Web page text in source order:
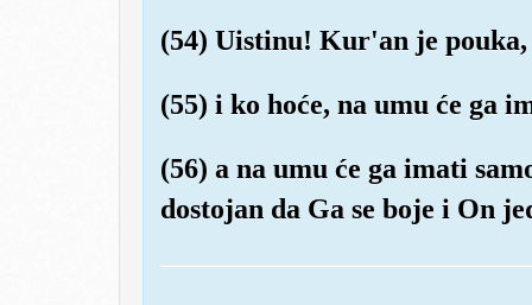
(54) Uistinu! Kur'an je pouka,
(55) i ko hoće, na umu će ga
(56) a na umu će ga imati
dostojan da Ga se boje i On